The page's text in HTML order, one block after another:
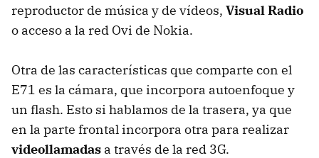
reproductor de música y de vídeos, Visual Radio
o acceso a la red Ovi de Nokia.
Otra de las características que comparte con el
E71 es la cámara, que incorpora autoenfoque y
un flash. Esto si hablamos de la trasera, ya que
en la parte frontal incorpora otra para realizar
videollamadas a través de la red 3G.